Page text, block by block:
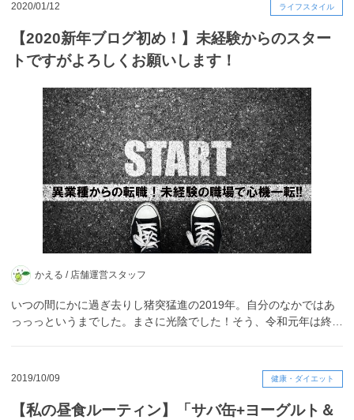
2020/01/12 ライフスタイル
【2020新年ブログ初め！】未経験からのスター
トですがよろしくお願いします！
かえる / 店舗運営スタッフ
いつの間にかに過ぎ去りし猪突猛進の2019年。自分のなかではあ
っっっというまでした。まさに光陰でした！そう、令和元年は終…
2019/10/09 健康・ダイエット
【私の昼食ルーティン】「サバ缶+ヨーグルト＆